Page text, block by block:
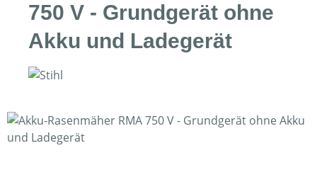
750 V - Grundgerät ohne
Akku und Ladegerät
Bildergalerie überspringen